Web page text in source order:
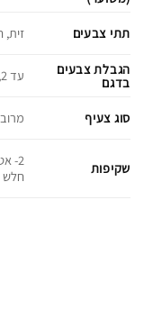
תתי צבעים זית,
הגבלת צבעים
בדגם עד 2, עד 3, צבע אחד
סוג צעיף
שקיפות
2-
חלש